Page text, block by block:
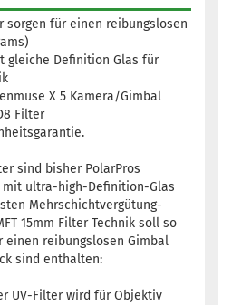
für einen reibungslosen
Definition Glas für
X 5 Kamera/Gimbal
Filter
sind bisher PolarPros
ultra-high-Definition-Glas
Mehrschichtvergütung-
15mm Filter Technik soll so
reibungslosen Gimbal
sind enthalten:
UV-Filter wird für Objektiv